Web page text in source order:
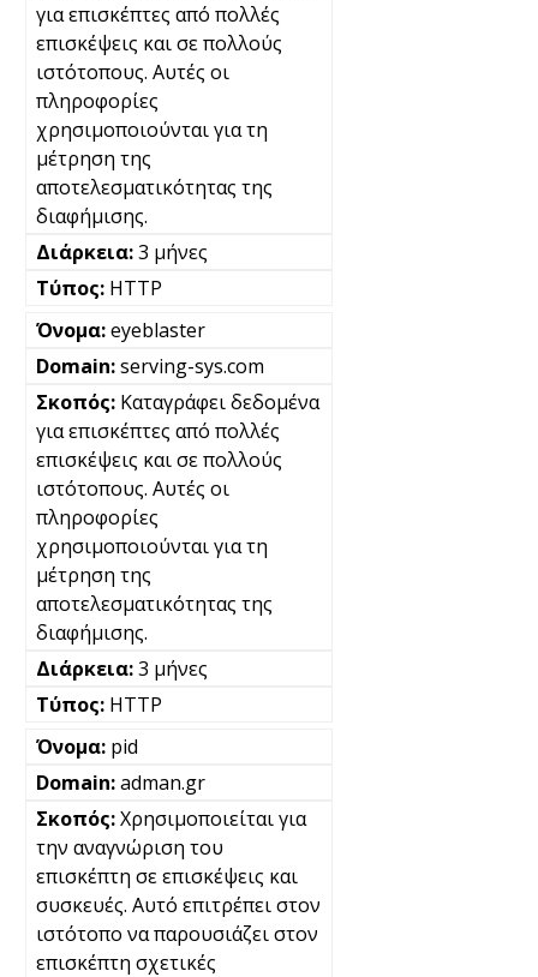
για επισκέπτες από πολλές
επισκέψεις και σε πολλούς
ιστότοπους. Αυτές οι
πληροφορίες
χρησιμοποιούνται για τη
μέτρηση της
αποτελεσματικότητας της
διαφήμισης.
3 μήνες
HTTP
eyeblaster
serving-sys.com
Καταγράφει δεδομένα
για επισκέπτες από πολλές
επισκέψεις και σε πολλούς
ιστότοπους. Αυτές οι
πληροφορίες
χρησιμοποιούνται για τη
μέτρηση της
αποτελεσματικότητας της
διαφήμισης.
3 μήνες
HTTP
pid
adman.gr
Χρησιμοποιείται για
την αναγνώριση του
επισκέπτη σε επισκέψεις και
συσκευές. Αυτό επιτρέπει στον
ιστότοπο να παρουσιάζει στον
επισκέπτη σχετικές